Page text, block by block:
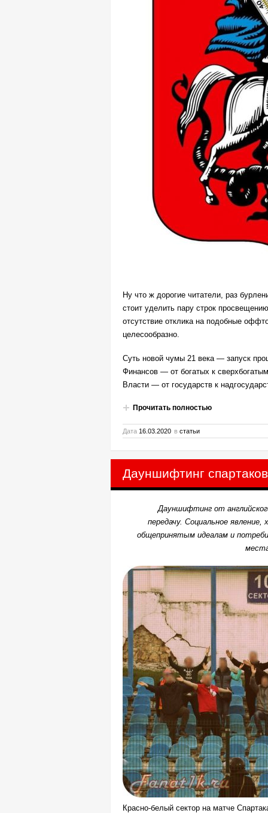
Ну что ж дорогие читатели, раз
стоит уделить пару строк
отсутствие отклика на подобные
целесообразно.
Суть новой чумы 21 века — запуск
Финансов — от богатых к
Власти — от государств к
Прочитать полностью
Дата 16.03.2020 в статьи
Дауншифтинг
Дауншифтинг от
передачу. Социальное
общепринятым идеалам и
Красно-белый сектор на матче